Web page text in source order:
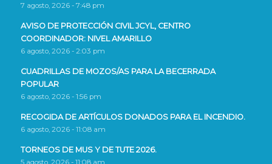
7 agosto, 2026 - 7:48 pm
AVISO DE PROTECCIÓN CIVIL JCYL, CENTRO
COORDINADOR: NIVEL AMARILLO
6 agosto, 2026 - 2:03 pm
CUADRILLAS DE MOZOS/AS PARA LA BECERRADA
POPULAR
6 agosto, 2026 - 1:56 pm
RECOGIDA DE ARTÍCULOS DONADOS PARA EL INCENDIO.
6 agosto, 2026 - 11:08 am
TORNEOS DE MUS Y DE TUTE 2026.
5 agosto, 2026 - 11:08 am